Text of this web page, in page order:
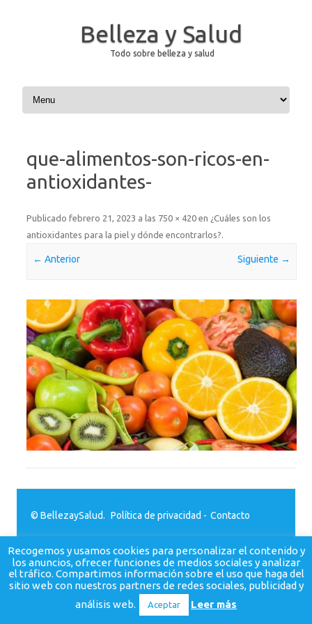
Belleza y Salud
Todo sobre belleza y salud
Saltar al contenido
que-alimentos-son-ricos-en-
antioxidantes-
Publicado febrero 21, 2023 a las 750 × 420 en ¿Cuáles son los
antioxidantes para la piel y dónde encontrarlos?.
← Anterior Siguiente →
© BellezaySalud. Política de privacidad - Contacto
Recogemos y usamos cookies para personalizar el contenido y
los anuncios, ofrecer funciones de medios sociales y analizar
el tráfico. Compartimos información sobre el uso que haga del
sitio web con nuestros partners de redes sociales, publicidad y
análisis web.
Aceptar Leer más